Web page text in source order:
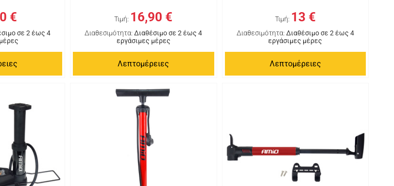
€
σε 2 έως 4
Τιμή: 16,90 €
Διαθεσιμότητα: Διαθέσιμο σε 2 έως 4
εργάσιμες μέρες
Λεπτομέρειες
Τιμή: 13 €
Διαθεσιμότητα: Διαθέσιμο σε 2 έως 4
εργάσιμες μέρες
Λεπτομέρειες